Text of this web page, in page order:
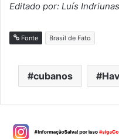
Editado por: Luís Indriunas
Fonte Brasil de Fato
cubanos